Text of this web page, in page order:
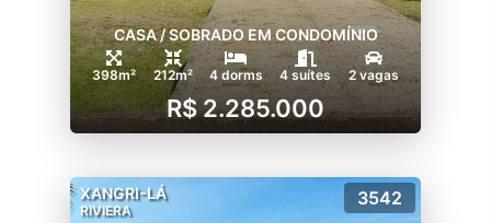
CASA / SOBRADO EM CONDOMÍNIO
398m² 212m² 4 dorms 4 suítes 2 vagas
R$ 2.285.000
XANGRI-LÁ
RIVIERA
3542